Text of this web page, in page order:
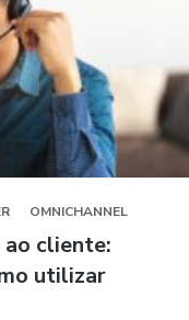
OMNICHANNEL
cliente:
utilizar